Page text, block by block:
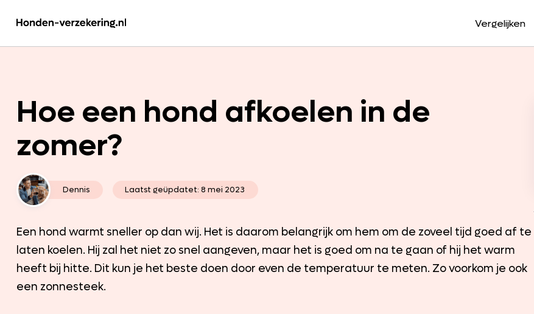
Vergelijken
Hoe een hond afkoelen in de
zomer?
Dennis Laatst geüpdatet: 8 mei 2023
Een hond warmt sneller op dan wij. Het is daarom belangrijk om hem om de zoveel tijd goed af te
laten koelen. Hij zal het niet zo snel aangeven, maar het is goed om na te gaan of hij het warm
heeft bij hitte. Dit kun je het beste doen door even de temperatuur te meten. Zo voorkom je ook
een zonnesteek.